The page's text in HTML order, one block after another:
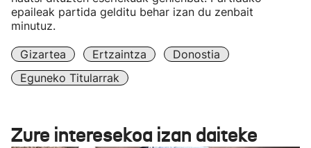
epaileak partida gelditu behar izan du zenbait
minutuz.
Gizartea Ertzaintza
Donostia
Eguneko Titularrak
Zure interesekoa izan daiteke